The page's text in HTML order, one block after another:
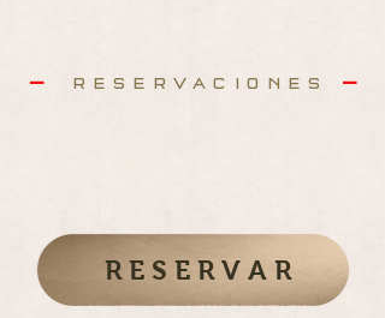
— RESERVACIONES —
RESERVAR